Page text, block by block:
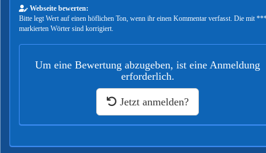
Webseite bewerten:
Bitte legt Wert auf einen höflichen Ton, wenn ihr einen Kommentar verfasst. Die mit
markierten Wörter sind korrigiert.
Um eine Bewertung abzugeben, ist eine Anmeldung
erforderlich.
Jetzt anmelden?